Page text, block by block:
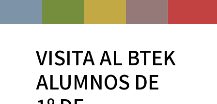
VISITA AL BTEK
ALUMNOS DE